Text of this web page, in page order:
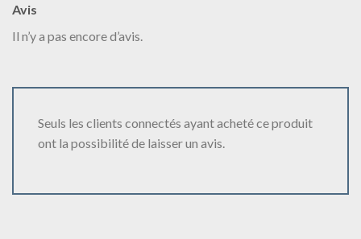
Avis
Il n’y a pas encore d’avis.
Seuls les clients connectés ayant acheté ce produit
ont la possibilité de laisser un avis.